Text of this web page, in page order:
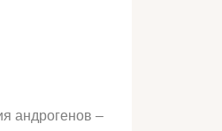
андрогенов –